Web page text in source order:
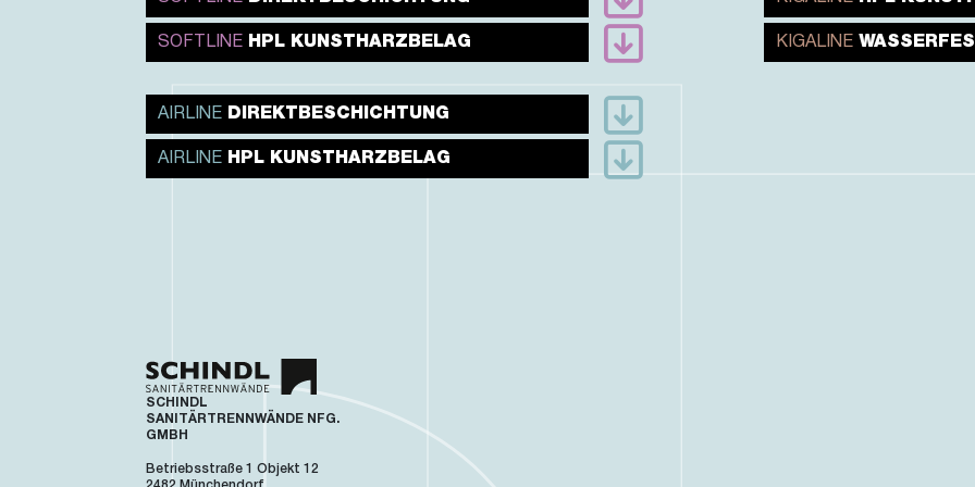
SOFTLINE HPL KUNSTHARZBELAG
AIRLINE DIREKTBESCHICHTUNG
AIRLINE HPL KUNSTHARZBELAG
KIGALINE
SCHINDL
SANITÄRTRENNWÄNDE NFG.
GMBH
Betriebsstraße 1 Objekt 12